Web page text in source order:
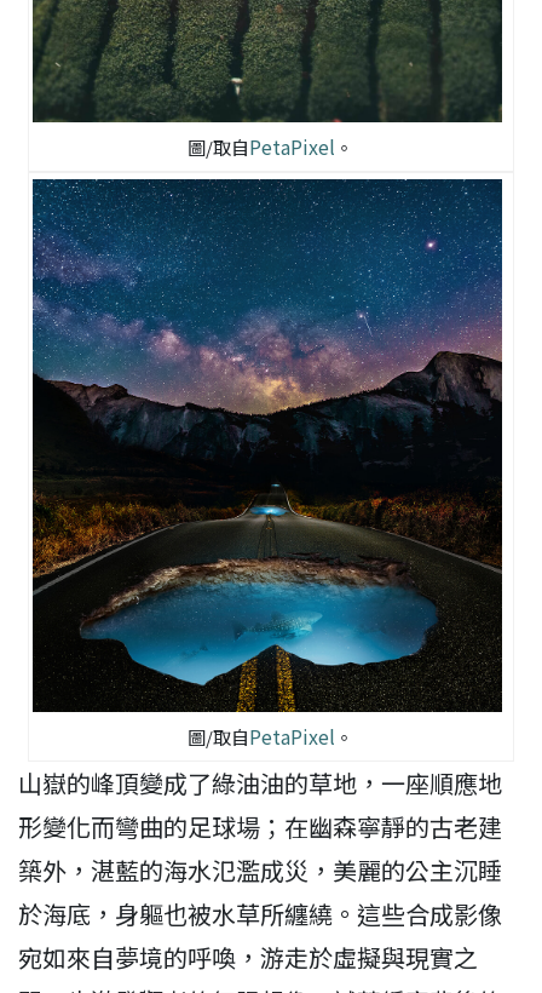
圖/取自PetaPixel 。
圖/取自PetaPixel 。
山嶽的峰頂變成了綠油油的草地，一座順應地
形變化而彎曲的足球場；在幽森寧靜的古老建
築外，湛藍的海水氾濫成災，美麗的公主沉睡
於海底，身軀也被水草所纏繞。這些合成影像
宛如來自夢境的呼喚，游走於虛擬與現實之